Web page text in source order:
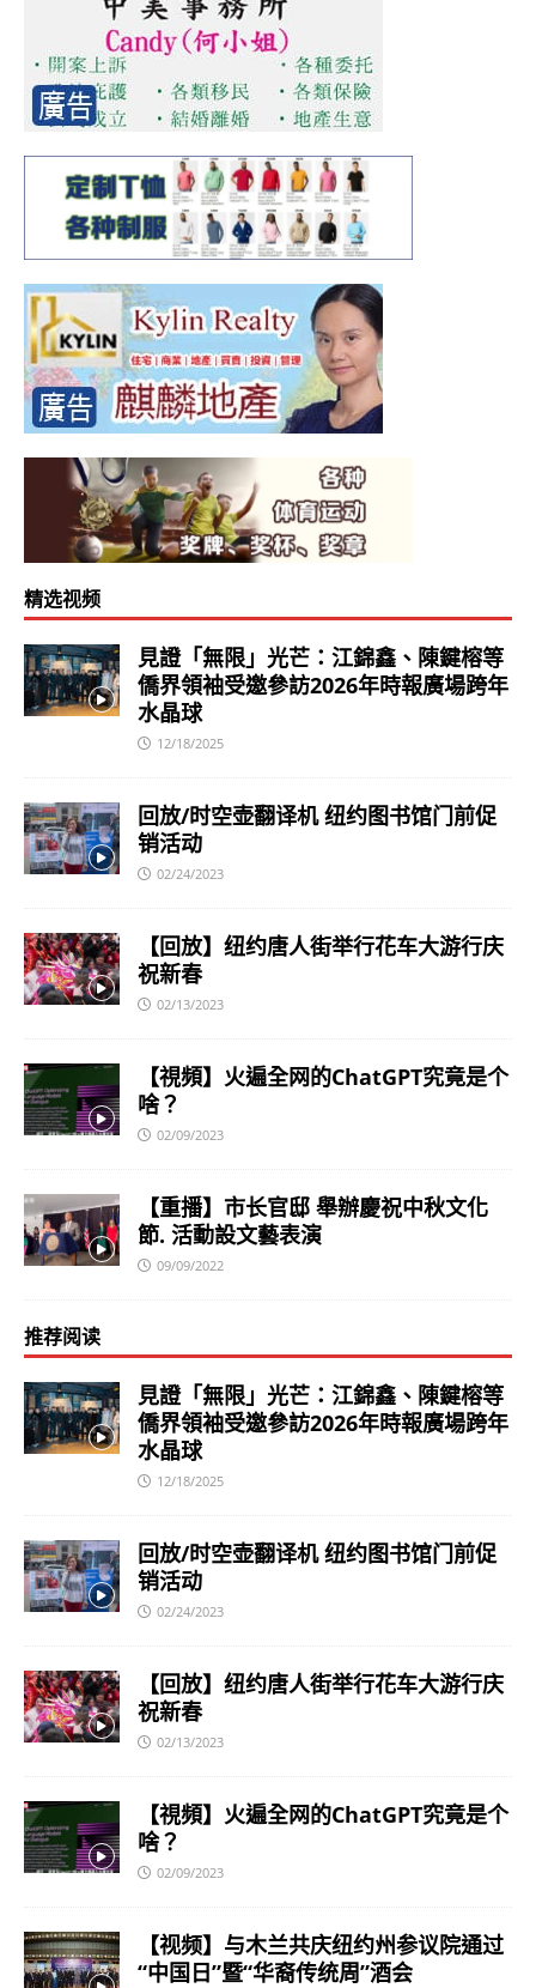
精选视频
見證「無限」光芒：江錦鑫、陳鍵榕等
僑界領袖受邀參訪2026年時報廣場跨年
水晶球
12/18/2025
回放/时空壶翻译机 纽约图书馆门前促
销活动
02/24/2023
【回放】纽约唐人街举行花车大游行庆
祝新春
02/13/2023
【視頻】火遍全网的ChatGPT究竟是个
啥？
02/09/2023
【重播】市长官邸 舉辦慶祝中秋文化
節. 活動設文藝表演
09/09/2022
推荐阅读
見證「無限」光芒：江錦鑫、陳鍵榕等
僑界領袖受邀參訪2026年時報廣場跨年
水晶球
12/18/2025
回放/时空壶翻译机 纽约图书馆门前促
销活动
02/24/2023
【回放】纽约唐人街举行花车大游行庆
祝新春
02/13/2023
【視頻】火遍全网的ChatGPT究竟是个
啥？
02/09/2023
【视频】与木兰共庆纽约州参议院通过
“中国日”暨“华裔传统周”酒会